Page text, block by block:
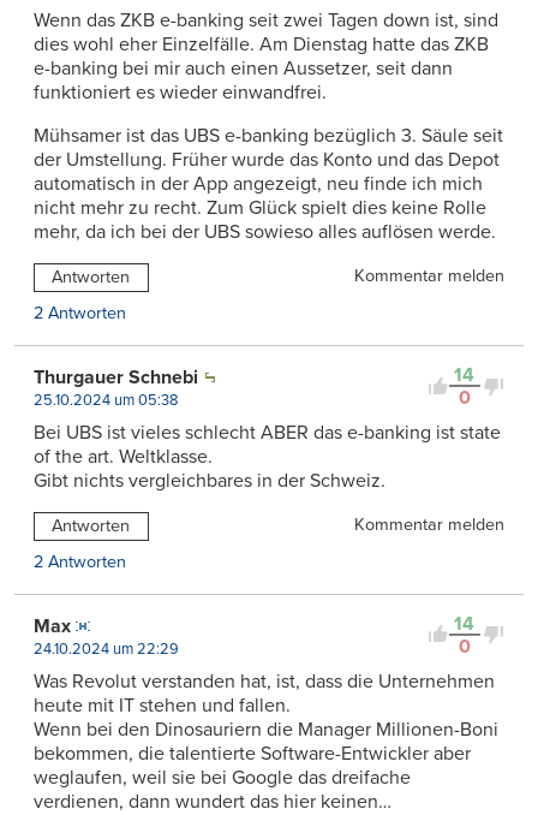
Wenn das ZKB e-banking seit zwei Tagen down ist, sind
dies wohl eher Einzelfälle. Am Dienstag hatte das ZKB
e-banking bei mir auch einen Aussetzer, seit dann
funktioniert es wieder einwandfrei.
Mühsamer ist das UBS e-banking bezüglich 3. Säule seit
der Umstellung. Früher wurde das Konto und das Depot
automatisch in der App angezeigt, neu finde ich mich
nicht mehr zu recht. Zum Glück spielt dies keine Rolle
mehr, da ich bei der UBS sowieso alles auflösen werde.
Antworten
Kommentar melden
2 Antworten
14
0
Thurgauer Schnebi
25.10.2024 um 05:38
Bei UBS ist vieles schlecht ABER das e-banking ist state
of the art. Weltklasse.
Gibt nichts vergleichbares in der Schweiz.
Antworten
Kommentar melden
2 Antworten
14
0
Max
24.10.2024 um 22:29
Was Revolut verstanden hat, ist, dass die Unternehmen
heute mit IT stehen und fallen.
Wenn bei den Dinosauriern die Manager Millionen-Boni
bekommen, die talentierte Software-Entwickler aber
weglaufen, weil sie bei Google das dreifache
verdienen, dann wundert das hier keinen…